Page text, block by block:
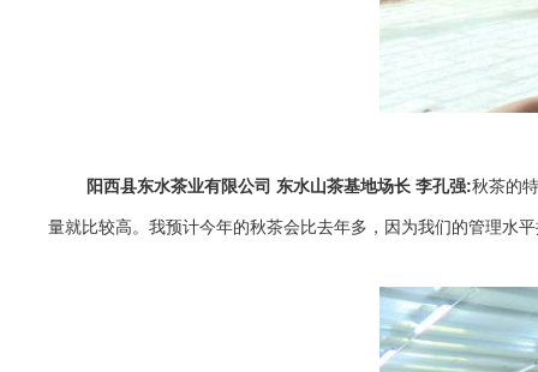
阳西县东水茶业有限公司 东水山茶基地场长 李孔强:秋茶的
量就比较高。我预计今年的秋茶会比去年多，因为我们的管理水